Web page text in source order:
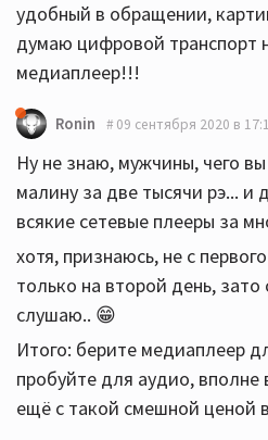
удобный в обращении,
думаю цифровой транспорт
медиаплеер!!!
Ronin 09 сентября 2020 в
Ну не знаю, мужчины, чего
малину за две тысячи рэ... и
всякие сетевые плееры за
хотя, признаюсь, не с
только на второй день,
слушаю.. 😁
Итого: берите медиаплеер
пробуйте для аудио,
ещё с такой смешной ценой